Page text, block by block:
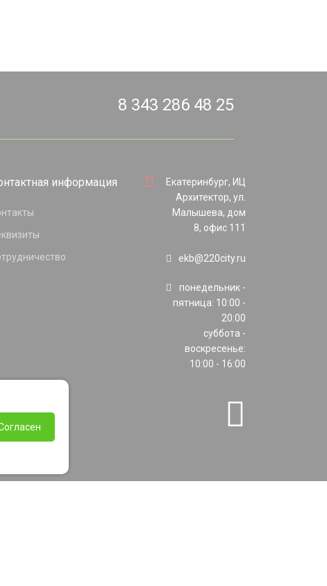
8 343 286 48 25
информация
Екатеринбург, ИЦ
Архитектор, ул.
Малышева, дом
8, офис 111
ekb@220city.ru
понедельник -
пятница: 10:00 -
20:00
суббота -
воскресенье:
10:00 - 16:00